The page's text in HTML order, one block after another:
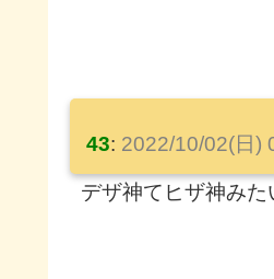
43: 2022/10/02(日)
デザ神てヒザ神みた